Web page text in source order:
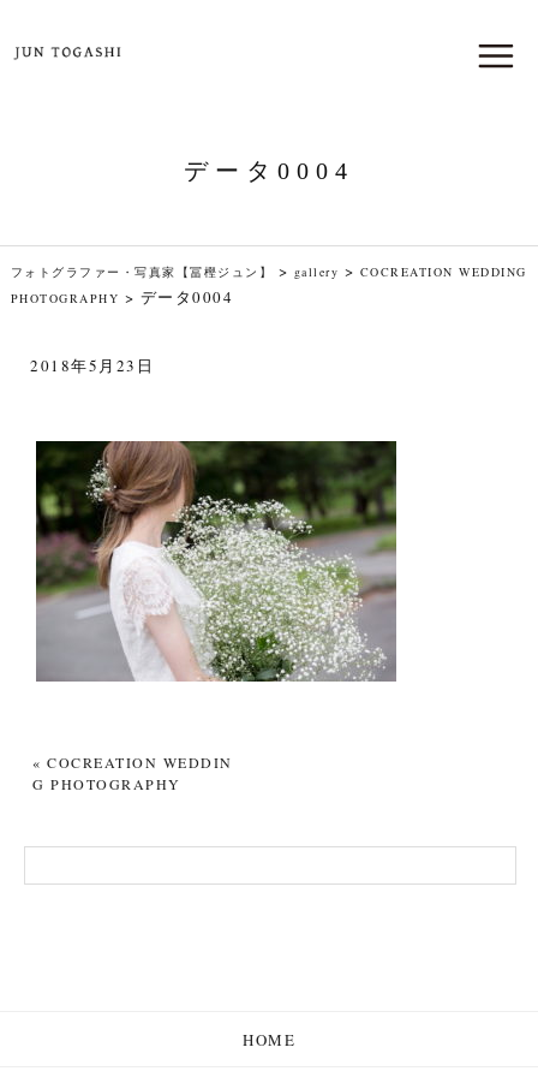
データ0004
フォトグラファー・写真家【冨樫ジュン】 > gallery > COCREATION WEDDING
PHOTOGRAPHY > データ0004
2018年5月23日
«COCREATION WEDDIN
G PHOTOGRAPHY
HOME